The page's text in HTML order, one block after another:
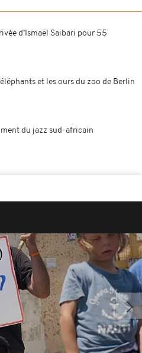
d’Ismaël Saibari pour 55
et les ours du zoo de Berlin
du jazz sud-africain